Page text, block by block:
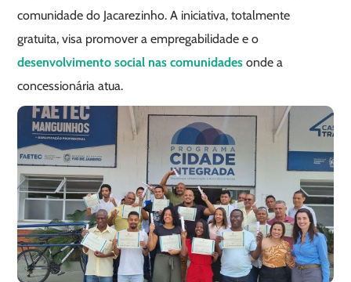
comunidade do Jacarezinho. A iniciativa, totalmente
gratuita, visa promover a empregabilidade e o
desenvolvimento social nas comunidades onde a
concessionária atua.